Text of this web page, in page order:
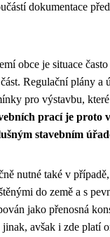
dokumentace
obce je situace
Regulační plány a
pro výstavbu,
prací je proto
stavebním
nutné také v
do země a s
jako přenosná
avšak i zde platí